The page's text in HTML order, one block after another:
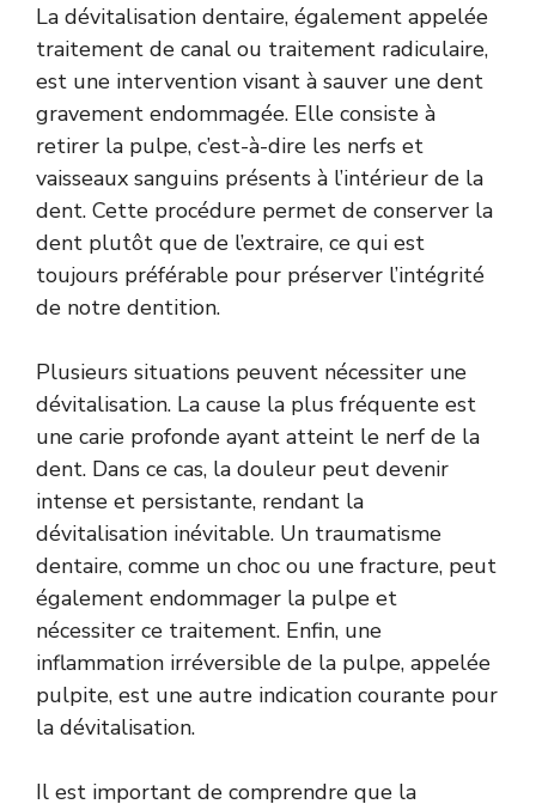
La dévitalisation dentaire, également appelée
traitement de canal ou traitement radiculaire,
est une intervention visant à sauver une dent
gravement endommagée. Elle consiste à
retirer la pulpe, c’est-à-dire les nerfs et
vaisseaux sanguins présents à l’intérieur de la
dent. Cette procédure permet de conserver la
dent plutôt que de l’extraire, ce qui est
toujours préférable pour préserver l’intégrité
de notre dentition.
Plusieurs situations peuvent nécessiter une
dévitalisation. La cause la plus fréquente est
une carie profonde ayant atteint le nerf de la
dent. Dans ce cas, la douleur peut devenir
intense et persistante, rendant la
dévitalisation inévitable. Un traumatisme
dentaire, comme un choc ou une fracture, peut
également endommager la pulpe et
nécessiter ce traitement. Enfin, une
inflammation irréversible de la pulpe, appelée
pulpite, est une autre indication courante pour
la dévitalisation.
Il est important de comprendre que la